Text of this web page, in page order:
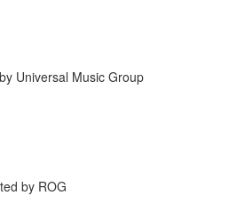
Universal Music Group
by ROG